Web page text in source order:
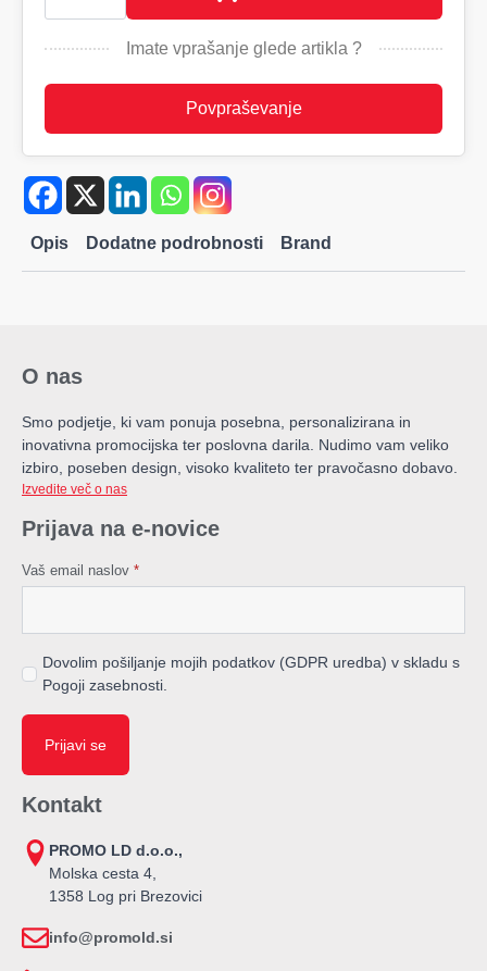
iz
a
količina
Imate vprašanje glede artikla ?
Povpraševanje
Opis Dodatne podrobnosti Brand
O nas
Smo podjetje, ki vam ponuja posebna, personalizirana in
inovativna promocijska ter poslovna darila. Nudimo vam veliko
izbiro, poseben design, visoko kvaliteto ter pravočasno dobavo.
Izvedite več o nas
Prijava na e-novice
Vaš email naslov *
Dovolim pošiljanje mojih podatkov (GDPR uredba) v skladu s
Pogoji zasebnosti.
Prijavi se
Kontakt
PROMO LD d.o.o.,
Molska cesta 4,
1358 Log pri Brezovici
info@promold.si